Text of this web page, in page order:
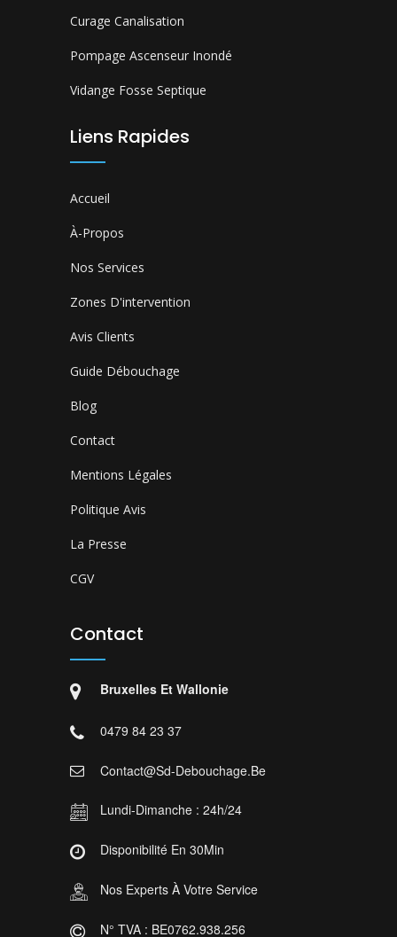
Curage Canalisation
Pompage Ascenseur Inondé
Vidange Fosse Septique
Liens Rapides
Accueil
À-Propos
Nos Services
Zones D'intervention
Avis Clients
Guide Débouchage
Blog
Contact
Mentions Légales
Politique Avis
La Presse
CGV
Contact
Bruxelles Et Wallonie
0479 84 23 37
Contact@sd-Debouchage.be
Lundi-Dimanche : 24h/24
Disponibilité En 30Min
Nos Experts À Votre Service
N° TVA : BE0762.938.256